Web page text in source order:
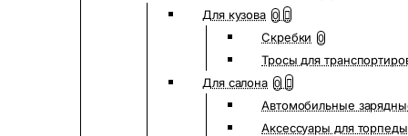
Для кузова 0
Скребки 0
Тросы для
Для салона 0
Автомобильные
Аксессуары для